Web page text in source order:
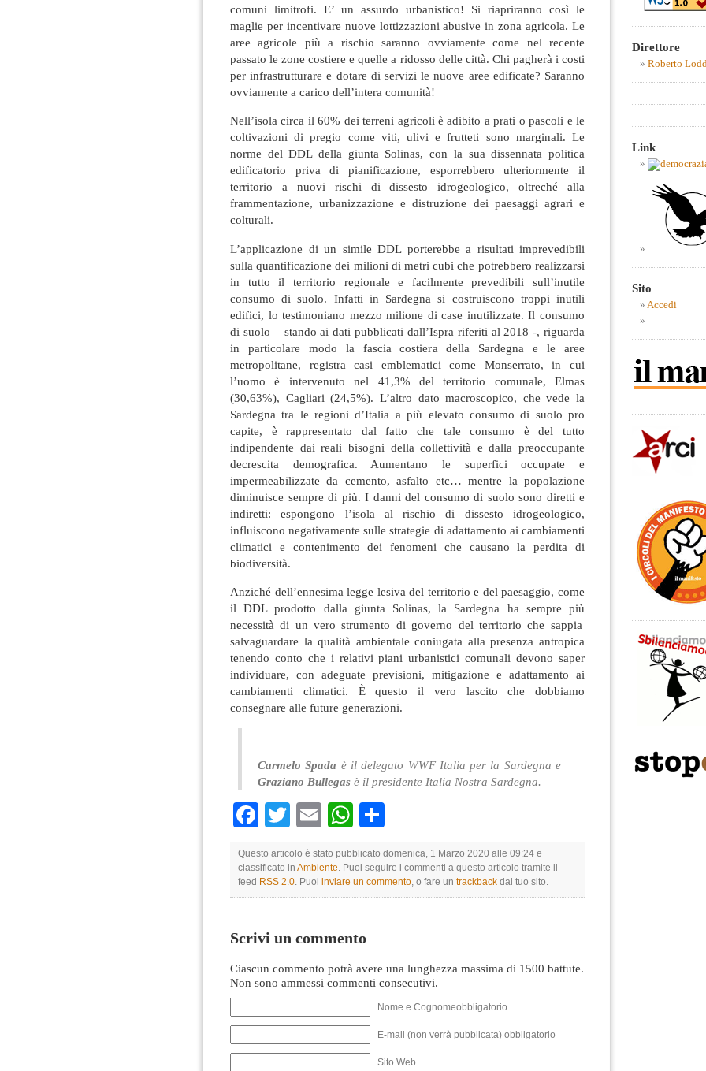
comuni limitrofi. E’ un assurdo urbanistico! Si riapriranno così le
maglie per incentivare nuove lottizzazioni abusive in zona agricola. Le
aree agricole più a rischio saranno ovviamente come nel recente
passato le zone costiere e quelle a ridosso delle città. Chi pagherà i costi
per infrastrutturare e dotare di servizi le nuove aree edificate? Saranno
ovviamente a carico dell’intera comunità!
Nell’isola circa il 60% dei terreni agricoli è adibito a prati o pascoli e le
coltivazioni di pregio come viti, ulivi e frutteti sono marginali. Le
norme del DDL della giunta Solinas, con la sua dissennata politica
edificatorio priva di pianificazione, esporrebbero ulteriormente il
territorio a nuovi rischi di dissesto idrogeologico, oltreché alla
frammentazione, urbanizzazione e distruzione dei paesaggi agrari e
colturali.
L’applicazione di un simile DDL porterebbe a risultati imprevedibili
sulla quantificazione dei milioni di metri cubi che potrebbero realizzarsi
in tutto il territorio regionale e facilmente prevedibili sull’inutile
consumo di suolo. Infatti in Sardegna si costruiscono troppi inutili
edifici, lo testimoniano mezzo milione di case inutilizzate. Il consumo
di suolo – stando ai dati pubblicati dall’Ispra riferiti al 2018 -, riguarda
in particolare modo la fascia costiera della Sardegna e le aree
metropolitane, registra casi emblematici come Monserrato, in cui
l’uomoè intervenuto nel 41,3% del territorio comunale, Elmas
(30,63%), Cagliari (24,5%). L’altro dato macroscopico, che vede la
Sardegna tra le regioni d’Italia a più elevato consumo di suolo pro
capite, è rappresentato dal fatto che tale consumo è del tutto
indipendente dai reali bisogni della collettività e dalla preoccupante
decrescita demografica. Aumentano le superfici occupate e
impermeabilizzate da cemento, asfalto etc… mentre la popolazione
diminuisce sempre di più. I danni del consumo di suolo sono diretti e
indiretti: espongono l’isola al rischio di
dissesto idrogeologico,
influiscono negativamente sulle strategie di adattamento ai cambiamenti
climatici e contenimento dei fenomeni che causano la perdita di
biodiversità.
Anziché dell’ennesima legge lesiva del territorio e del paesaggio, come
il DDL prodotto dalla giunta Solinas, la Sardegna ha sempre più
necessità di un vero strumento di governo del territorio che sappia
salvaguardare la qualità ambientale coniugata alla presenza antropica
tenendo conto che i relativi piani urbanistici comunali devono saper
individuare, con adeguate previsioni, mitigazione e adattamento ai
cambiamenti climatici. Èquesto il vero lascito che dobbiamo
consegnare alle future generazioni.
Carmelo Spada è il delegato WWF Italia per la Sardegna e
Graziano Bullegas è il presidente Italia Nostra Sardegna.
Facebook
TwitterEmailWhatsApp
Questo articolo è stato pubblicato domenica, 1 Marzo 2020 alle 09:24 e
classificato in Ambiente. Puoi seguire i commenti a questo articolo tramite il
feed RSS 2.0. Puoi inviare un commento, o fare un trackback dal tuo sito.
Scrivi un commento
Ciascun commento potrà avere una lunghezza massima di 1500 battute.
Non sono ammessi commenti consecutivi.
Nome e Cognomeobbligatorio
E-mail (non verrà pubblicata) obbligatorio
Sito Web
Direttore
Roberto
Link
Sito
Accedi